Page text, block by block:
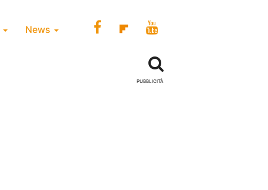
News
PUBBLICITÀ